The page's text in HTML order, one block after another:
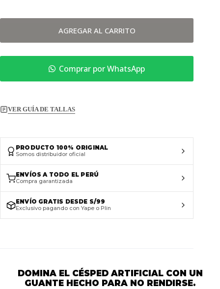
AGREGAR AL CARRITO
Comprar por WhatsApp
VER GUÍA DE TALLAS
PRODUCTO 100% ORIGINAL
Somos distribuidor oficial
ENVÍOS A TODO EL PERÚ
Compra garantizada
ENVÍO GRATIS DESDE S/99
Exclusivo pagando con Yape o Plin
DOMINA EL CÉSPED ARTIFICIAL CON UN
GUANTE HECHO PARA NO RENDIRSE.